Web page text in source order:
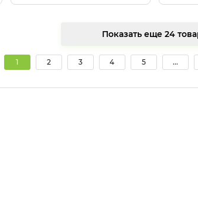
Показать еще
1 2 3 4 5 ...